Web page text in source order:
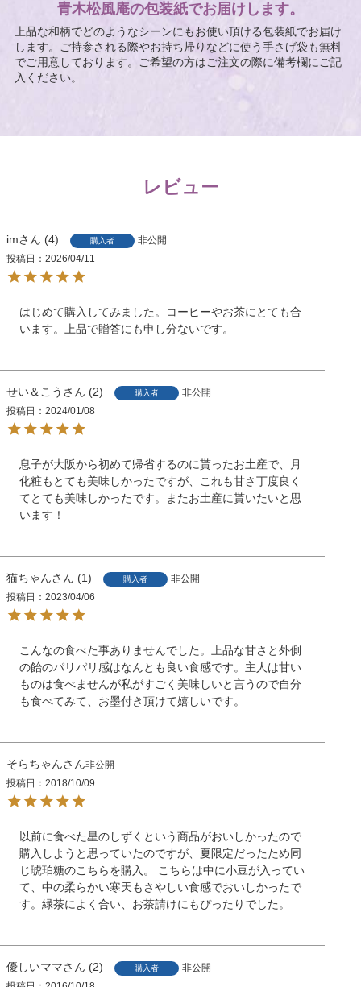
青木松風庵の包装紙でお届けします。
上品な和柄でどのようなシーンにもお使い頂ける包装紙でお届け
します。ご持参される際やお持ち帰りなどに使う手さげ袋も無料
でご用意しております。ご希望の方はご注文の際に備考欄にご記
入ください。
レビュー
im 4 購入者
非公開
投稿日
2026/04/11
はじめて購入してみました。コーヒーやお茶にとても合
います。上品で贈答にも申し分ないです。
せい＆こう 2 購入者
非公開
投稿日
2024/01/08
息子が大阪から初めて帰省するのに貰ったお土産で、月
化粧もとても美味しかったですが、これも甘さ丁度良く
てとても美味しかったです。またお土産に貰いたいと思
います！
猫ちゃん 1 購入者
非公開
投稿日
2023/04/06
こんなの食べた事ありませんでした。上品な甘さと外側
の飴のパリパリ感はなんとも良い食感です。主人は甘い
ものは食べませんが私がすごく美味しいと言うので自分
も食べてみて、お墨付き頂けて嬉しいです。
そらちゃん
非公開
投稿日
2018/10/09
以前に食べた星のしずくという商品がおいしかったので
購入しようと思っていたのですが、夏限定だったため同
じ琥珀糖のこちらを購入。 こちらは中に小豆が入ってい
て、中の柔らかい寒天もさやしい食感でおいしかったで
す。緑茶によく合い、お茶請けにもぴったりでした。
優しいママ 2 購入者
非公開